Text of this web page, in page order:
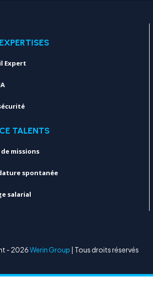
Expert
TALENTS
missions
spontanée
salarial
- 2026Werin Group | Tous droits réservés